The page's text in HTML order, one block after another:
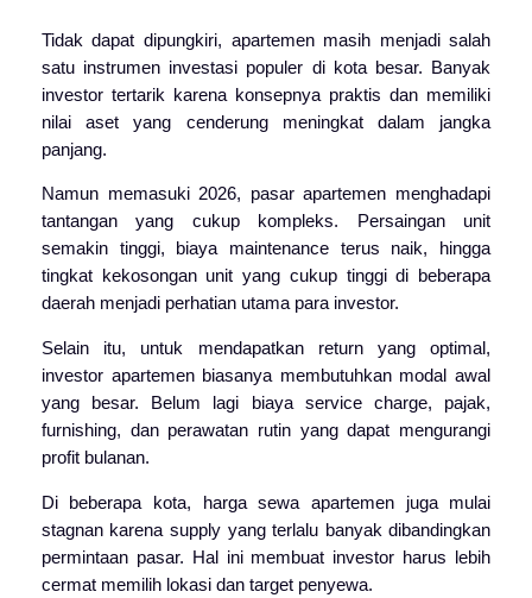
Tidak dapat dipungkiri, apartemen masih menjadi salah
satu instrumen investasi populer di kota besar. Banyak
investor tertarik karena konsepnya praktis dan memiliki
nilai aset yang cenderung meningkat dalam jangka
panjang.
Namun memasuki 2026, pasar apartemen menghadapi
tantangan yang cukup kompleks. Persaingan unit
semakin tinggi, biaya maintenance terus naik, hingga
tingkat kekosongan unit yang cukup tinggi di beberapa
daerah menjadi perhatian utama para investor.
Selain itu, untuk mendapatkan return yang optimal,
investor apartemen biasanya membutuhkan modal awal
yang besar. Belum lagi biaya service charge, pajak,
furnishing, dan perawatan rutin yang dapat mengurangi
profit bulanan.
Di beberapa kota, harga sewa apartemen juga mulai
stagnan karena supply yang terlalu banyak dibandingkan
permintaan pasar. Hal ini membuat investor harus lebih
cermat memilih lokasi dan target penyewa.